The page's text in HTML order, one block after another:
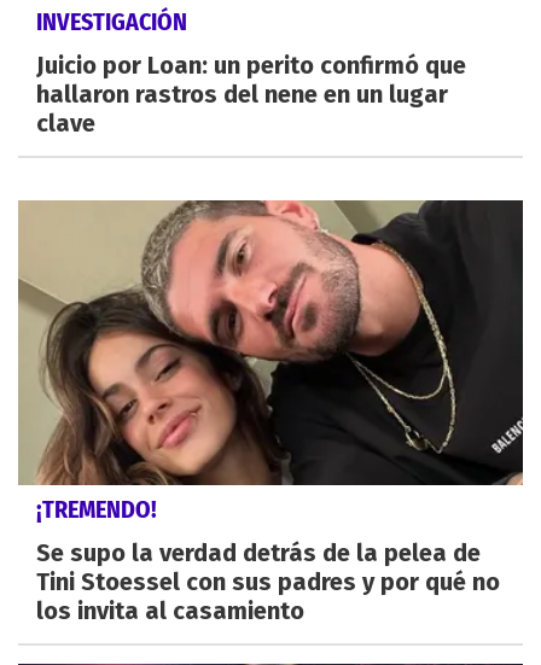
INVESTIGACIÓN
Juicio por Loan: un perito confirmó que
hallaron rastros del nene en un lugar
clave
¡TREMENDO!
Se supo la verdad detrás de la pelea de
Tini Stoessel con sus padres y por qué no
los invita al casamiento